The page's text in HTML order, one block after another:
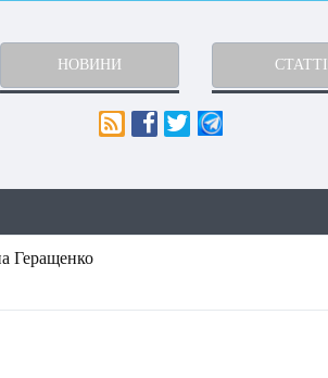
НОВИНИ СТАТТІ
Геращенко